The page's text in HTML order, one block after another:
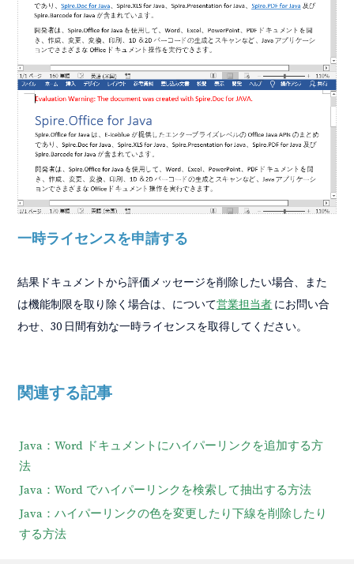
一時ライセンスを申請する
結果ドキュメントから評価メッセージを削除したい場合、また
は機能制限を取り除く場合は、について営業担当者 にお問い合
わせ、30 日間有効な一時ライセンスを取得してください。
関連する記事
Java：Word ドキュメントにハイパーリンクを追加する方
法
Java：Word でハイパーリンクを検索して抽出する方法
Java：ハイパーリンクの色を変更したり下線を削除したり
する方法